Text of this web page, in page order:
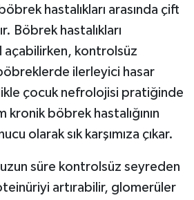
hastalıkları arasında çift
Böbrek hastalıkları
açabilirken, kontrolsüz
ilerleyici hasar
çocuk nefrolojisi pratiğinde
kronik böbrek hastalığının
olarak sık karşımıza çıkar.
süre kontrolsüz seyreden
artırabilir, glomerüler